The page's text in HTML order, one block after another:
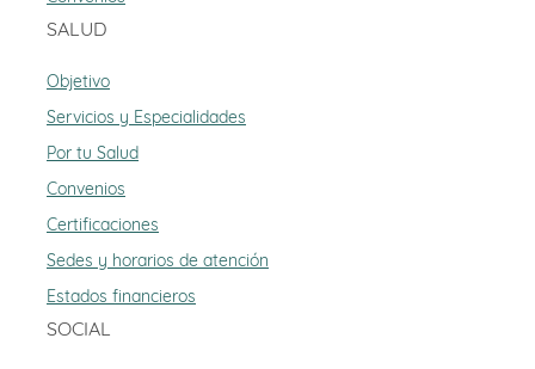
SALUD
Objetivo
Servicios y Especialidades
Por tu Salud
Convenios
Certificaciones
Sedes y horarios de atención
Estados financieros
SOCIAL